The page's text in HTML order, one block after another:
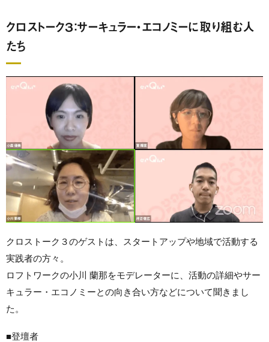
クロストーク３：サーキュラー・エコノミーに取り組む人
たち
クロストーク３のゲストは、スタートアップや地域で活動する
実践者の方々。
ロフトワークの小川 蘭那をモデレーターに、活動の詳細やサー
キュラー・エコノミーとの向き合い方などについて聞きまし
た。
■登壇者